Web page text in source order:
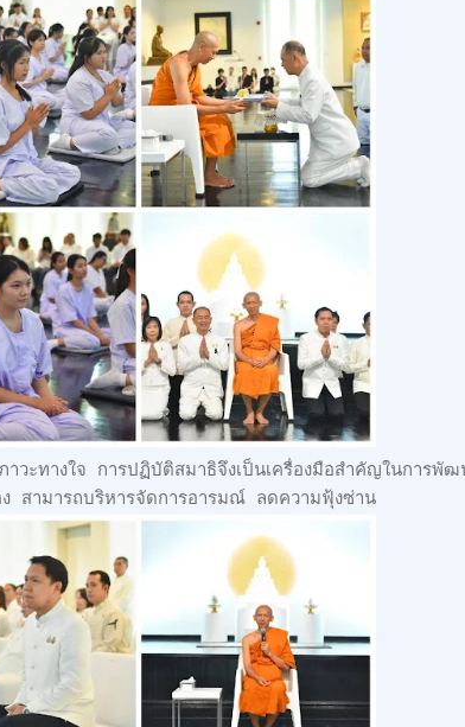
ะทางใจ การปฏิบัติสมาธิจึงเป็นเครื่องมือสำคัญในการพัฒ
สามารถบริหารจัดการอารมณ์ ลดความฟุ้งซ่าน